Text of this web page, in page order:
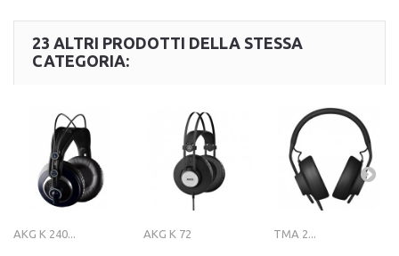
23 ALTRI PRODOTTI DELLA STESSA
CATEGORIA:
AKG K 240... AKG K 72 TMA 2...